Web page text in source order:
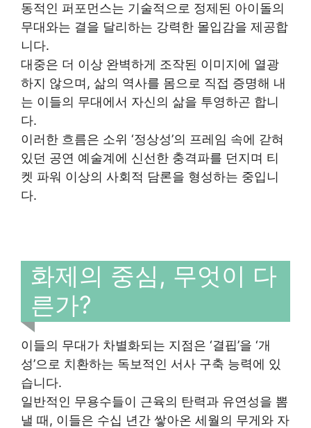
동적인 퍼포먼스는 기술적으로 정제된 아이돌의
무대와는 결을 달리하는 강력한 몰입감을 제공합
니다.
대중은 더 이상 완벽하게 조작된 이미지에 열광
하지 않으며, 삶의 역사를 몸으로 직접 증명해 내
는 이들의 무대에서 자신의 삶을 투영하곤 합니
다.
이러한 흐름은 소위 ‘정상성’의 프레임 속에 갇혀
있던 공연 예술계에 신선한 충격파를 던지며 티
켓 파워 이상의 사회적 담론을 형성하는 중입니
다.
화제의 중심, 무엇이 다
른가?
이들의 무대가 차별화되는 지점은 ‘결핍’을 ‘개
성’으로 치환하는 독보적인 서사 구축 능력에 있
습니다.
일반적인 무용수들이 근육의 탄력과 유연성을 뽐
낼 때, 이들은 수십 년간 쌓아온 세월의 무게와 자